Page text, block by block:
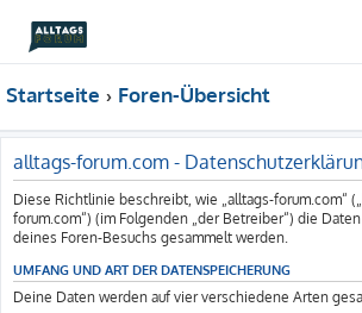
Startseite Foren-Übersicht
alltags-forum.com -
Diese Richtlinie beschreibt, wie „alltags-forum.com“
forum.com“) (im Folgenden „der Betreiber“) die
deines Foren-Besuchs gesammelt werden.
UMFANG UND ART DER DATENSPEICHERUNG
Deine Daten werden auf vier verschiedene Arten